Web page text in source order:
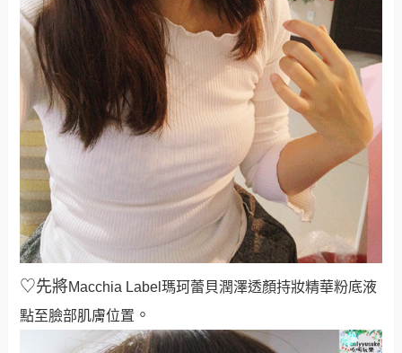
♡先將Macchia Label瑪珂蕾貝潤澤透顏持妝精華粉底液
點至臉部肌膚位置 。